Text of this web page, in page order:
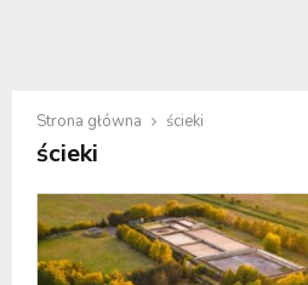
Strona główna ścieki
ścieki